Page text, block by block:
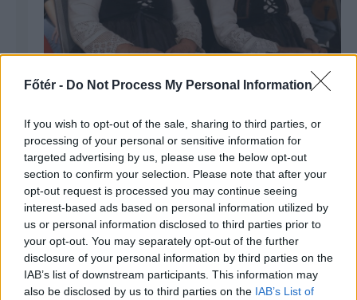
Főtér - Do Not Process My Personal Information
If you wish to opt-out of the sale, sharing to third parties, or
processing of your personal or sensitive information for
targeted advertising by us, please use the below opt-out
section to confirm your selection. Please note that after your
opt-out request is processed you may continue seeing
interest-based ads based on personal information utilized by
us or personal information disclosed to third parties prior to
your opt-out. You may separately opt-out of the further
disclosure of your personal information by third parties on the
IAB’s list of downstream participants. This information may
also be disclosed by us to third parties on the IAB’s List of
Buzai énekes asszonyok: A
szerelmi dalokban mind igazság
van